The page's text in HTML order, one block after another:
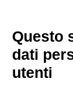
Questo
dati
utenti